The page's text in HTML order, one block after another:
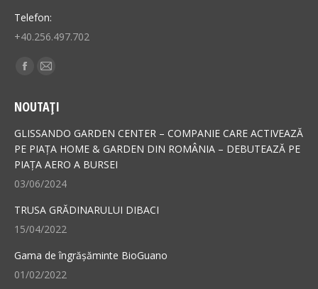
Telefon:
+40.256.497.702
Find us on:
Facebook
opens
in
new
window
Mail
opens
in
new
window
NOUTAȚI
GLISSANDO GARDEN CENTER – COMPANIE CARE ACTIVEAZĂ
PE PIAȚA HOME & GARDEN DIN ROMÂNIA – DEBUTEAZĂ PE
PIAȚA AERO A BURSEI
03/06/2024
TRUSA GRĂDINARULUI DIBACI
15/04/2022
Gama de îngrășăminte BioGuano
01/02/2022